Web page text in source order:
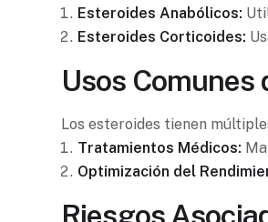
Esteroides Anabólicos:
Esteroides Corticoides:
Usos Comunes
Los esteroides tienen
Tratamientos Médicos:
Optimización del